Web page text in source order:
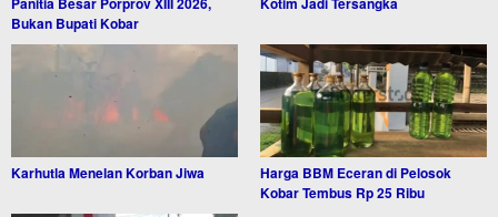
Bukan Bupati Kobar
Karhutla Menelan Korban Jiwa
Harga BBM Eceran di Pelosok
Kobar Tembus Rp 25 Ribu